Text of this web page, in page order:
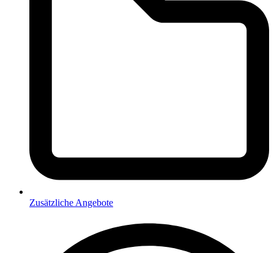
Zusätzliche Angebote